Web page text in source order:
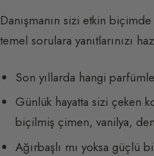
Danışmanın sizi etkin
temel sorulara yanıtlarınızı
Son yıllarda hangi
Günlük hayatta sizi çeken
biçilmiş çimen, vanilya,
Ağırbaşlı mı yoksa güçlü